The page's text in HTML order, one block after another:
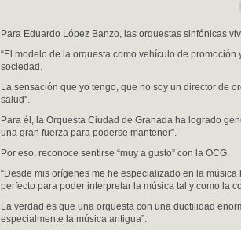
Para Eduardo López Banzo, las orquestas sinfónicas
“El modelo de la orquesta como vehículo de
sociedad.
La sensación que yo tengo, que no soy un director de
salud”.
Para él, la Orquesta Ciudad de Granada ha logrado
una gran fuerza para poderse mantener”.
Por eso, reconoce sentirse “muy a gusto” con la OCG.
“Desde mis orígenes me he especializado en la
perfecto para poder interpretar la música tal y como la
La verdad es que una orquesta con una ductilidad
especialmente la música antigua”.